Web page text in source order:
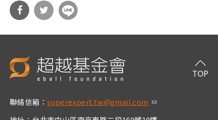
cebo
witt
聯絡信箱： superexpert.tw@gmail.com (link sends e-m
TOP